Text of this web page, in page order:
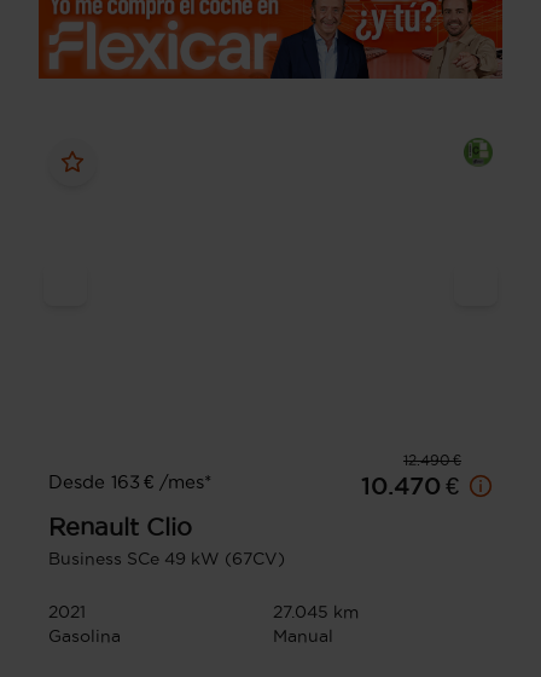
12.490 €
Desde 163 € /mes*
10.470 €
Renault Clio
Business SCe 49 kW (67CV)
2021
27.045 km
Gasolina
Manual